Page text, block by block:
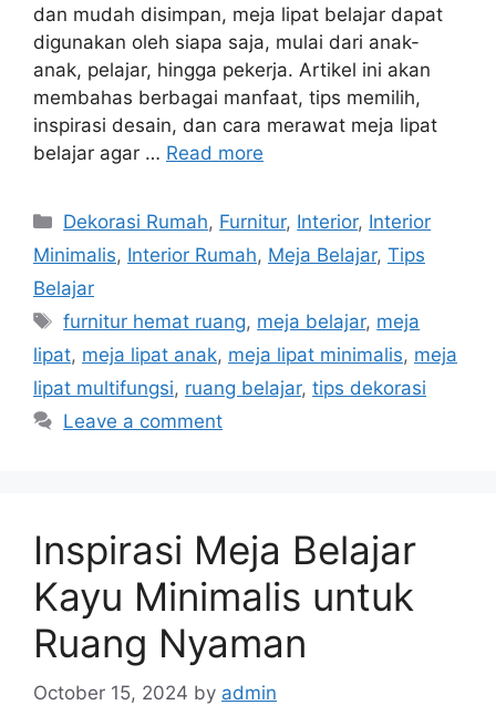
dan mudah disimpan, meja lipat belajar dapat
digunakan oleh siapa saja, mulai dari anak-
anak, pelajar, hingga pekerja. Artikel ini akan
membahas berbagai manfaat, tips memilih,
inspirasi desain, dan cara merawat meja lipat
belajar agar … Read more
Categories
Dekorasi Rumah, Furnitur, Interior, Interior
Minimalis, Interior Rumah, Meja Belajar, Tips
Belajar
Tags
furnitur hemat ruang, meja belajar, meja
lipat, meja lipat anak, meja lipat minimalis, meja
lipat multifungsi, ruang belajar, tips dekorasi
Leave a comment
Inspirasi Meja Belajar
Kayu Minimalis untuk
Ruang Nyaman
October 15, 2024 by admin